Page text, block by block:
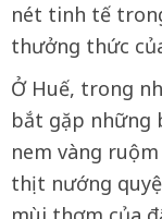
nét tinh tế
thưởng thức
Ở Huế, trong
bắt gặp những
nem vàng
thịt nướng